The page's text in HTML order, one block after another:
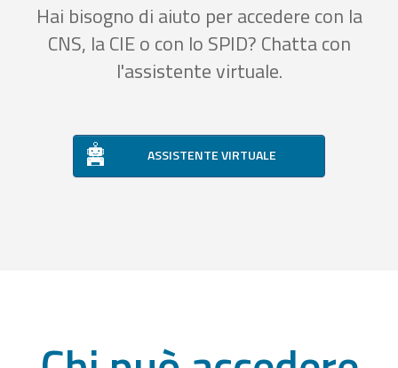
Hai bisogno di aiuto per accedere con la
CNS, la CIE o con lo SPID? Chatta con
l'assistente virtuale.
ASSISTENTE VIRTUALE